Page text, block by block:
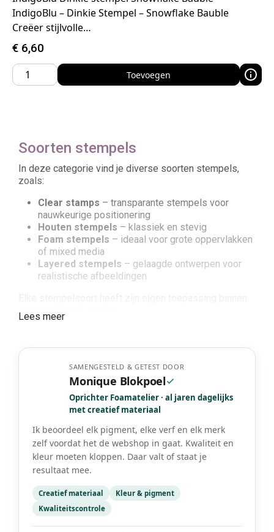
IndigoBlu – Dinkie Stempel – Snowflake Bauble
Creëer stijlvolle…
€ 6,60
Toevoegen
Soorten stempels
In deze categorie vind je diverse soorten stempels,
zoals:
Clear stamps – transparante stempels voor
nauwkeurige positionering
Houten stempels – klassiek en stevig
Foam stempels – ideaal voor grote oppervlakken
of mixed media
Layered stempels – gelaagde ontwerpen voor
realistische afbeeldingen
papercraft en journaling.
Stempels worden onder andere gebruikt voor:
Kaarten maken– illustraties, teksten en
achtergrondpatronen
Scrapbooking
– decoratieve elementen en
Bullet journals– kopjes, iconen, data en patronen
Mixed media– textuur, afdrukken en artistieke
accenten
Knutselprojecten
Dankzij herbruikbaarheid zijn stempels duurzaam en
ideaal voor meerdere creatieve stijlen.
Lees meer
SAMENGESTELD & GETEST DOOR
Monique Blokpoel
Oprichter Foamatelier · al jaren dagelijks
met creatief materiaal
Ik beoordeel elk pigment, elke verf en elk merk
zelf voordat het de webshop in gaat. Kwaliteit en
kleur moeten kloppen. Daar valt of staat je
resultaat mee.
Creatief materiaal
Kleur & pigment
Kwaliteitscontrole